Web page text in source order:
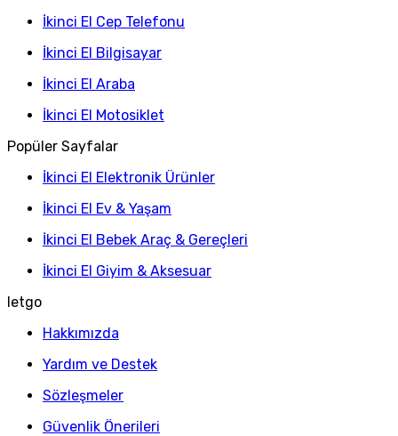
İkinci El Cep Telefonu
İkinci El Bilgisayar
İkinci El Araba
İkinci El Motosiklet
Popüler Sayfalar
İkinci El Elektronik Ürünler
İkinci El Ev & Yaşam
İkinci El Bebek Araç & Gereçleri
İkinci El Giyim & Aksesuar
letgo
Hakkımızda
Yardım ve Destek
Sözleşmeler
Güvenlik Önerileri